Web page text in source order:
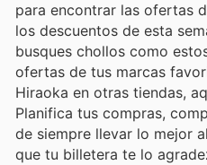
para encontrar las ofertas
los descuentos de esta
busques chollos como
ofertas de tus marcas
Hiraoka en otras tiendas,
Planifica tus compras,
de siempre llevar lo mejor
que tu billetera te lo